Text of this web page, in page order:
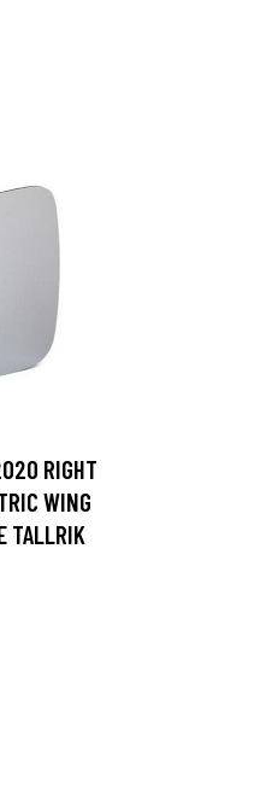
RIGHT
WING
TALLRIK